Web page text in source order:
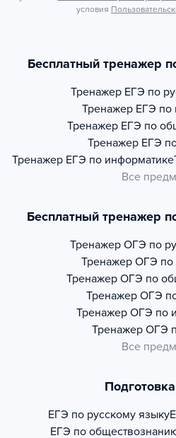
условия
Бесплатный тренажер
Тренажер ЕГЭ по
Тренажер ЕГЭ по
Тренажер ЕГЭ по
Тренажер ЕГЭ
Тренажер ЕГЭ по информатике
Все
Бесплатный тренажер
Тренажер ОГЭ по
Тренажер ОГЭ по
Тренажер ОГЭ по
Тренажер ОГЭ
Тренажер ОГЭ по
Тренажер ОГЭ
Все
ЕГЭ по русскому языку
ЕГЭ по